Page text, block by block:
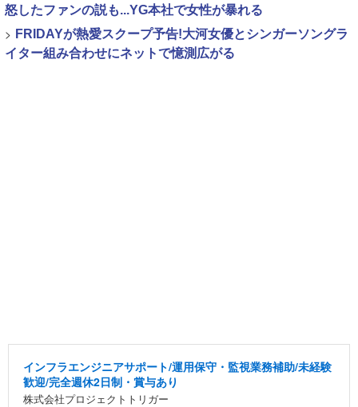
怒したファンの説も...YG本社で女性が暴れる
> FRIDAYが熱愛スクープ予告!大河女優とシンガーソングラ
イター組み合わせにネットで憶測広がる
インフラエンジニアサポート/運用保守・監視業務補助/未経験
歓迎/完全週休2日制・賞与あり
株式会社プロジェクトトリガー